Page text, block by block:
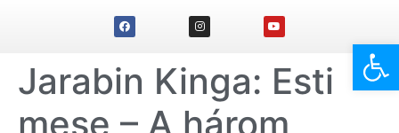
Jarabin Kinga: Esti
mese – A három